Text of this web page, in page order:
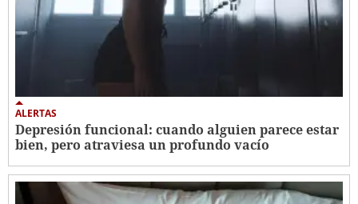
ALERTAS
Depresión funcional: cuando alguien parece estar
bien, pero atraviesa un profundo vacío